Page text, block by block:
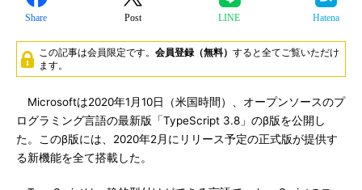
Share Post LINE Hatena
この記事は会員限定です。 会員登録（無料） すると全てご覧いただけ
ます。
Microsoftは2020年1月10日（米国時間）、オープンソースのプ
ログラミング言語の最新版「TypeScript 3.8」のβ版を公開し
た。このβ版には、2020年2月にリリース予定の正式版が提供す
る新機能を全て搭載した。